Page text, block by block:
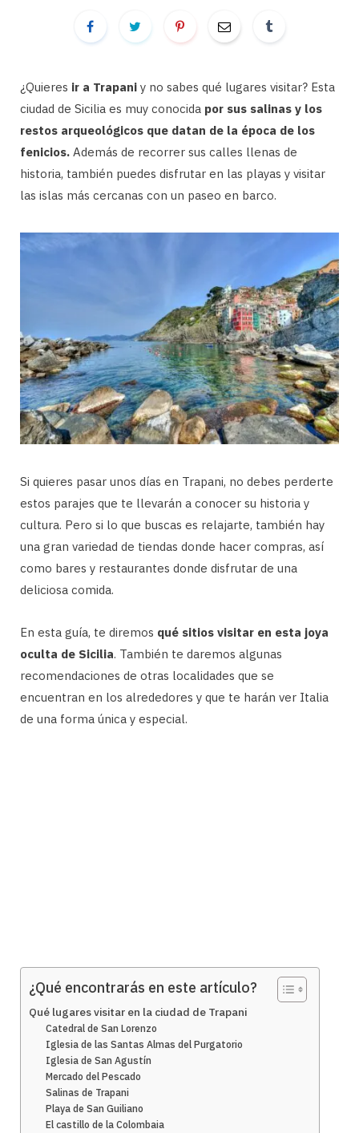
¿Quieres ir a Trapani y no sabes qué lugares visitar? Esta
ciudad de Sicilia es muy conocida por sus salinas y los
restos arqueológicos que datan de la época de los
fenicios. Además de recorrer sus calles llenas de
historia, también puedes disfrutar en las playas y visitar
las islas más cercanas con un paseo en barco.
Si quieres pasar unos días en Trapani, no debes perderte
estos parajes que te llevarán a conocer su historia y
cultura. Pero si lo que buscas es relajarte, también hay
una gran variedad de tiendas donde hacer compras, así
como bares y restaurantes donde disfrutar de una
deliciosa comida.
En esta guía, te diremos qué sitios visitar en esta joya
oculta de Sicilia. También te daremos algunas
recomendaciones de otras localidades que se
encuentran en los alrededores y que te harán ver Italia
de una forma única y especial.
¿Qué encontrarás en este artículo?
Qué lugares visitar en la ciudad de Trapani
Catedral de San Lorenzo
Iglesia de las Santas Almas del Purgatorio
Iglesia de San Agustín
Mercado del Pescado
Salinas de Trapani
Playa de San Guiliano
El castillo de la Colombaia